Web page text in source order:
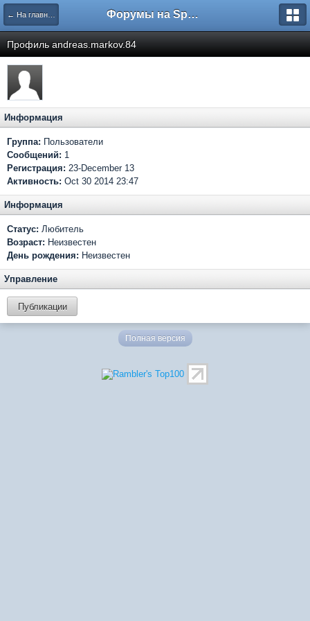
← На главную Форумы на Sportbox.ru
Профиль andreas.markov.84
Информация
Группа: Пользователи
Сообщений: 1
Регистрация: 23-December 13
Активность: Oct 30 2014 23:47
Информация
Статус: Любитель
Возраст: Неизвестен
День рождения: Неизвестен
Управление
Публикации
Полная версия